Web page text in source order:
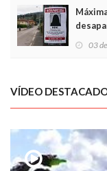
03
VÍDEO